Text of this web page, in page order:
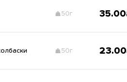
50г 35.00
50г 23.00